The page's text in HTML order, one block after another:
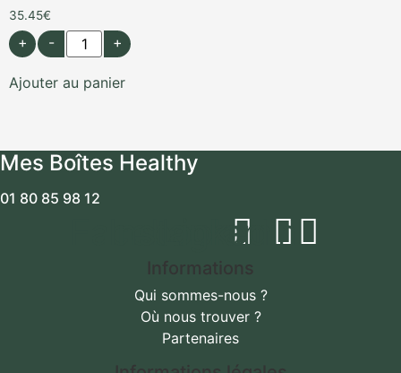
35.45€
+ - +
Ajouter au panier
Mes Boîtes Healthy
01 80 85 98 12
Instagram
Linkedin
Informations
Qui sommes-nous ?
Où nous trouver ?
Partenaires